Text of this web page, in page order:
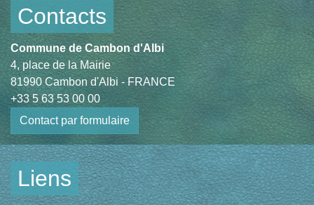
Contacts
Commune de Cambon d'Albi
4, place de la Mairie
81990 Cambon d'Albi - FRANCE
+33 5 63 53 00 00
Contact par formulaire
Liens